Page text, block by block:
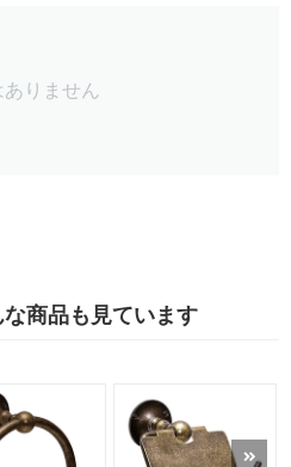
りません
商品も見ています